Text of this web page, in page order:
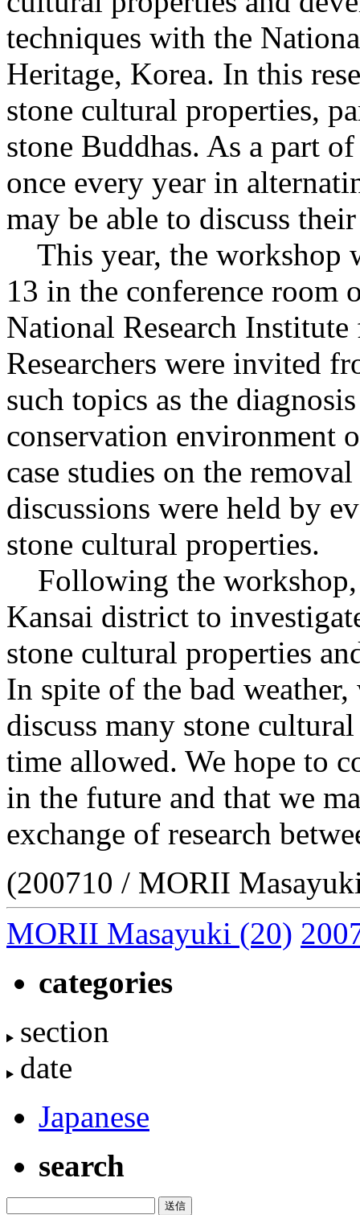
techniques with the
Heritage, Korea. In this
stone cultural properties,
stone Buddhas. As a part
once every year in
may be able to discuss
This year, the workshop
13 in the conference room
National Research
Researchers were invited
such topics as the
conservation environment
case studies on the
discussions were held by
stone cultural properties.
Following the workshop,
Kansai district to
stone cultural properties
In spite of the bad
discuss many stone
time allowed. We hope to
in the future and that we
exchange of research
(200710 / MORII
MORII Masayuki (20)
categories
section
date
Japanese
search